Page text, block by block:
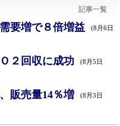
記事一覧
要増で８倍増益 (8月6日
２回収に成功 (8月5日
販売量14％増 (8月3日